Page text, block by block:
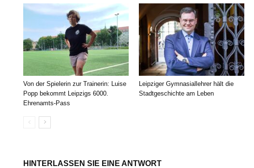
Von der Spielerin zur Trainerin: Luise
Popp bekommt Leipzigs 6000.
Ehrenamts-Pass
Leipziger Gymnasiallehrer hält die
Stadtgeschichte am Leben
HINTERLASSEN SIE EINE ANTWORT